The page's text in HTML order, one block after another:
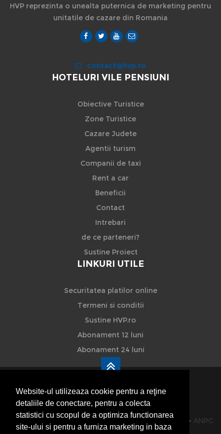
Website-ul utilizeaza cookie pentru a reţine
detaliile de conectare, pentru a colecta
statistici cu scopul de a optimiza functionarea
site-ului si pentru a furniza marketing in baza
HVP reprezinta o unealta puternica de marketing pentru
unitatile de cazare din Romania
contact@hvp.ro
HOTELURI VILE PENSIUNI
Obiective Turistice
Zone Turistice
Cazare Judete
Agentii turism
Companii de taxi
Rent a car
Beneficii
Contact
Intrebari
de ce parteneri?
Sustine Proiect
LINKURI UTILE
Securitatea platilor online
Termeni si conditii
Sustine HVP.ro
Abonament 12 luni
Abonament 24 luni
HVP - Hoteluri Vile Pensiuni
© 2014-2026 Powered byVilonMedia&TekaBility - ANPC